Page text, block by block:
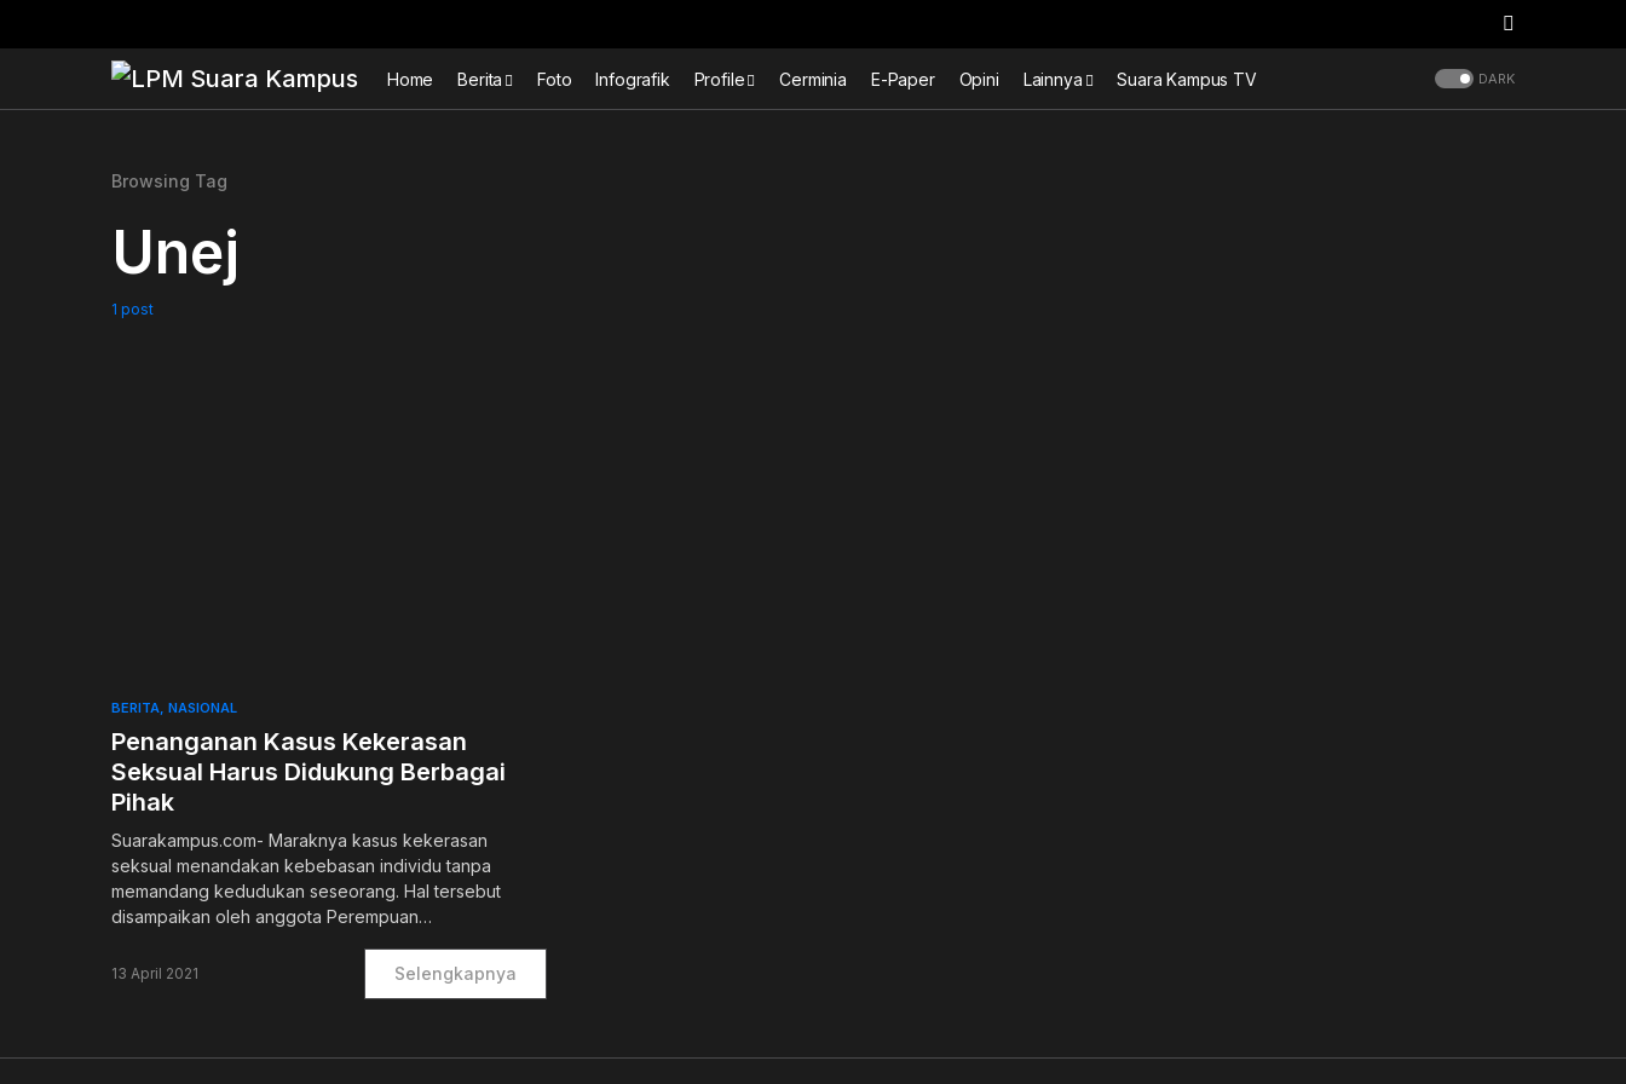
Home Berita Foto Infografik Profile Cerminia E-Paper Opini Lainnya Suara Kampus TV DARK
Browsing Tag
Unej
1 post
BERITA NASIONAL
Penanganan Kasus Kekerasan
Seksual Harus Didukung Berbagai
Pihak
Suarakampus.com- Maraknya kasus kekerasan
seksual menandakan kebebasan individu tanpa
memandang kedudukan seseorang. Hal tersebut
disampaikan oleh anggota Perempuan…
13 April 2021 Selengkapnya